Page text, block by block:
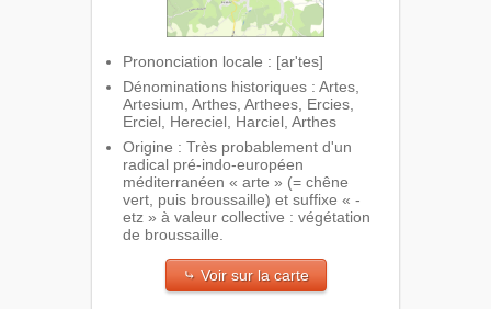
Prononciation locale : [ar'tes]
Dénominations historiques : Artes,
Artesium, Arthes, Arthees, Ercies,
Erciel, Hereciel, Harciel, Arthes
Origine : Très probablement d'un
radical pré-indo-européen
méditerranéen « arte » (= chêne
vert, puis broussaille) et suffixe « -
etz » à valeur collective : végétation
de broussaille.
⤷ Voir sur la carte